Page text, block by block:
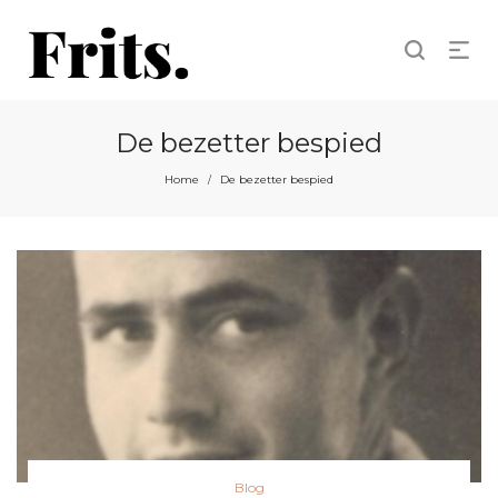
De bezetter bespied
Home / De bezetter bespied
Posted
Blog